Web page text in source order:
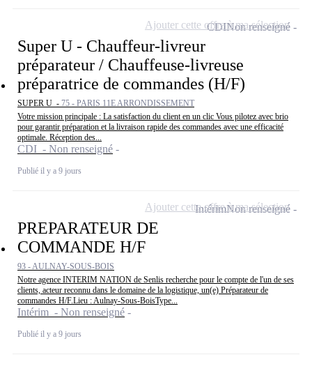
Super U - Chauffeur-livreur
préparateur / Chauffeuse-livreuse
préparatrice de commandes (H/F)
SUPER U - 75 - PARIS 11E ARRONDISSEMENT
Votre mission principale : La satisfaction du client en un clic Vous pilotez avec brio
pour garantir préparation et la livraison rapide des commandes avec une efficacité
optimale. Réception des...
CDI - Non renseigné
Publié il y a 9 jours
CDINon renseigné
Ajouter cette offre à ma sélection
PREPARATEUR DE
COMMANDE H/F
93 - AULNAY-SOUS-BOIS
Notre agence INTERIM NATION de Senlis recherche pour le compte de l'un de ses
clients, acteur reconnu dans le domaine de la logistique, un(e) Préparateur de
commandes H/F.Lieu : Aulnay-Sous-BoisType...
Intérim - Non renseigné
Publié il y a 9 jours
IntérimNon renseigné
Ajouter cette offre à ma sélection